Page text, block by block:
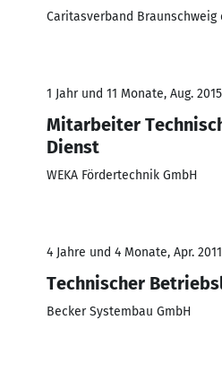
Caritasverband Braunschweig
1 Jahr und 11 Monate, Aug.
Mitarbeiter
Dienst
WEKA Fördertechnik GmbH
4 Jahre und 4 Monate, Apr.
Technischer
Becker Systembau GmbH